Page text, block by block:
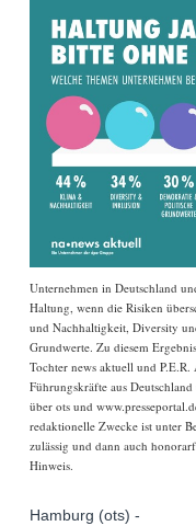
Unternehmen in Deutschland
Haltung, wenn die Risiken
und Nachhaltigkeit, Diversity
Grundwerte. Zu diesem
Tochter news aktuell und
Führungskräfte aus
über ots und
redaktionelle Zwecke ist unter
zulässig und dann auch
Hinweis.
Hamburg (ots) -